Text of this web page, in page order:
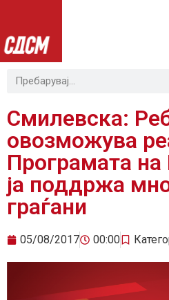
Смилевска:
овозможува
Програмата
ја поддржа
граѓани
05/08/2017 00:00